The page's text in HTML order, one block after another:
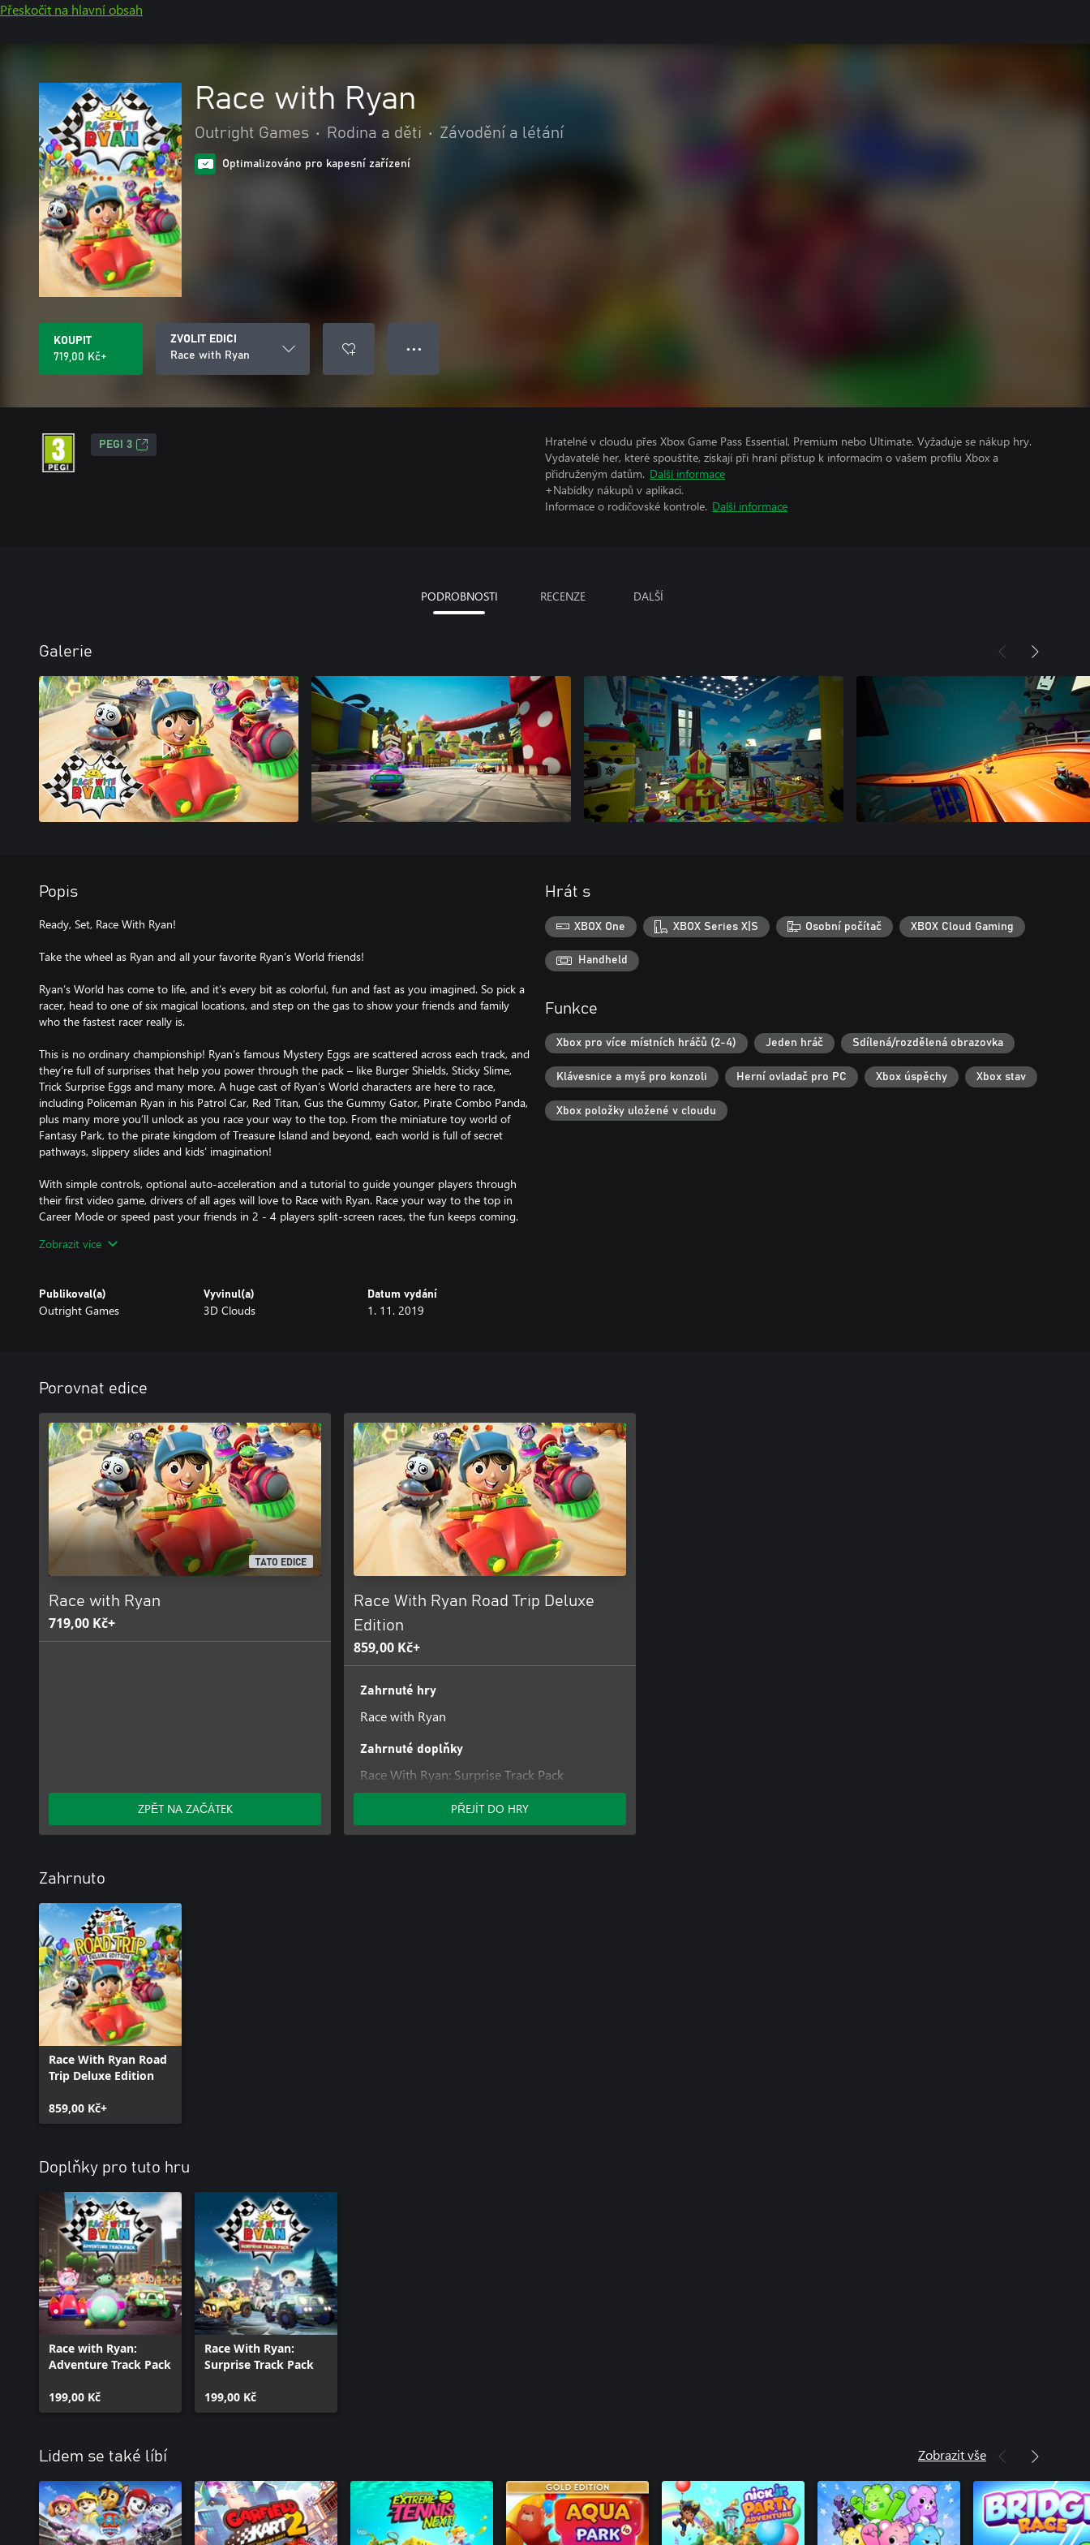
Přeskočit na hlavní obsah
Race with Ryan
Outright Games • Rodina a děti • Závodění a létání
Optimalizováno pro kapesní zařízení
KOUPIT
719,00 Kč+
ZVOLIT EDICI
Race with Ryan
● ● ●
PEGI 3
Hratelné v cloudu přes Xbox Game Pass Essential, Premium nebo Ultimate. Vyžaduje se nákup hry.
Vydavatelé her, které spouštíte, získají při hraní přístup k informacím o vašem profilu Xbox a
přidruženým datům. Další informace
+Nabídky nákupů v aplikaci.
Informace o rodičovské kontrole. Další informace
PODROBNOSTI RECENZE DALŠÍ
Galerie
Popis
Ready, Set, Race With Ryan!
Take the wheel as Ryan and all your favorite Ryan’s World friends!
Ryan’s World has come to life, and it’s every bit as colorful, fun and fast as you imagined. So pick a
racer, head to one of six magical locations, and step on the gas to show your friends and family
who the fastest racer really is.
This is no ordinary championship! Ryan’s famous Mystery Eggs are scattered across each track, and
they’re full of surprises that help you power through the pack – like Burger Shields, Sticky Slime,
Trick Surprise Eggs and many more. A huge cast of Ryan’s World characters are here to race,
including Policeman Ryan in his Patrol Car, Red Titan, Gus the Gummy Gator, Pirate Combo Panda,
plus many more you’ll unlock as you race your way to the top. From the miniature toy world of
Fantasy Park, to the pirate kingdom of Treasure Island and beyond, each world is full of secret
pathways, slippery slides and kids’ imagination!
With simple controls, optional auto-acceleration and a tutorial to guide younger players through
their first video game, drivers of all ages will love to Race with Ryan. Race your way to the top in
Career Mode or speed past your friends in 2 - 4 players split-screen races, the fun keeps coming.
Zobrazit více
Publikoval(a)
Outright Games
Vyvinul(a)
3D Clouds
Datum vydání
1. 11. 2019
Hrát s
XBOX One XBOX Series X|S Osobní počítač XBOX Cloud Gaming
Handheld
Funkce
Xbox pro více místních hráčů (2-4) Jeden hráč Sdílená/rozdělená obrazovka
Klávesnice a myš pro konzoli Herní ovladač pro PC Xbox úspěchy Xbox stav
Xbox položky uložené v cloudu
Porovnat edice
TATO EDICE
Race with Ryan
719,00 Kč+
ZPĚT NA ZAČÁTEK
Race With Ryan Road Trip Deluxe
Edition
859,00 Kč+
Zahrnuté hry
Race with Ryan
Zahrnuté doplňky
Race With Ryan: Surprise Track Pack
Race with Ryan: Adventure Track Pack
PŘEJÍT DO HRY
Zahrnuto
Race With Ryan Road
Trip Deluxe Edition
859,00 Kč+
Doplňky pro tuto hru
Race with Ryan:
Adventure Track Pack
199,00 Kč
Race With Ryan:
Surprise Track Pack
199,00 Kč
Lidem se také líbí Zobrazit vše